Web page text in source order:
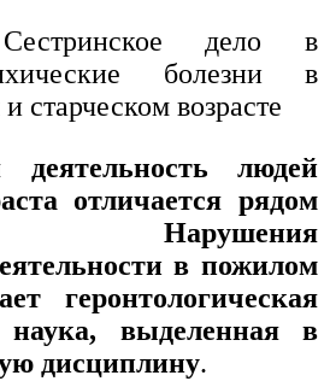
дело в
болезни в
старческом возрасте
деятельность людей
отличается рядом
Нарушения
в пожилом
геронтологическая
выделенная в
дисциплину.